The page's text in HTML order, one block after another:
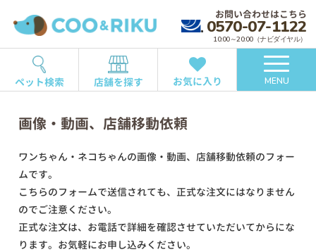
お問い合わせはこちら
0570-07-1122
10:00～20:00（ナビダイヤル）
ペット検索 店舗を探す お気に入り MENU
画像・動画、店舗移動依頼
ワンちゃん・ネコちゃんの画像・動画、店舗移動依頼のフォー
ムです。
こちらのフォームで送信されても、正式な注文にはなりません
のでご注意ください。
正式な注文は、お電話で詳細を確認させていただいてからにな
ります。お気軽にお申し込みください。